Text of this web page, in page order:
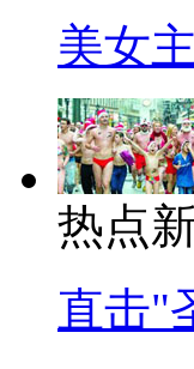
美女
热点
直击"